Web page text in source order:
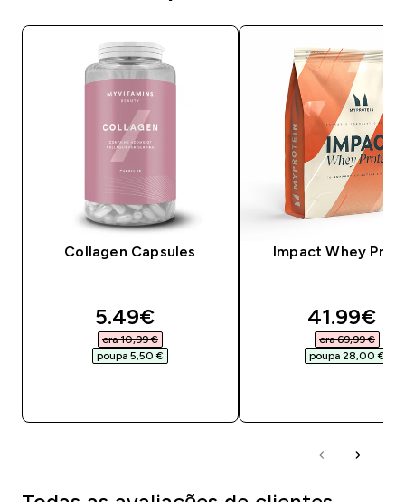
Collagen Capsules
discounted price
5.49€‎
era 10,99 €‎
poupa 5,50 €‎
Impact Whey
41.99€‎
era 69,99 €‎
poupa 28,00 €‎